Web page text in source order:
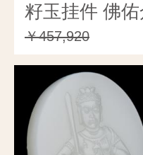
籽玉挂件 佛
￥457,920